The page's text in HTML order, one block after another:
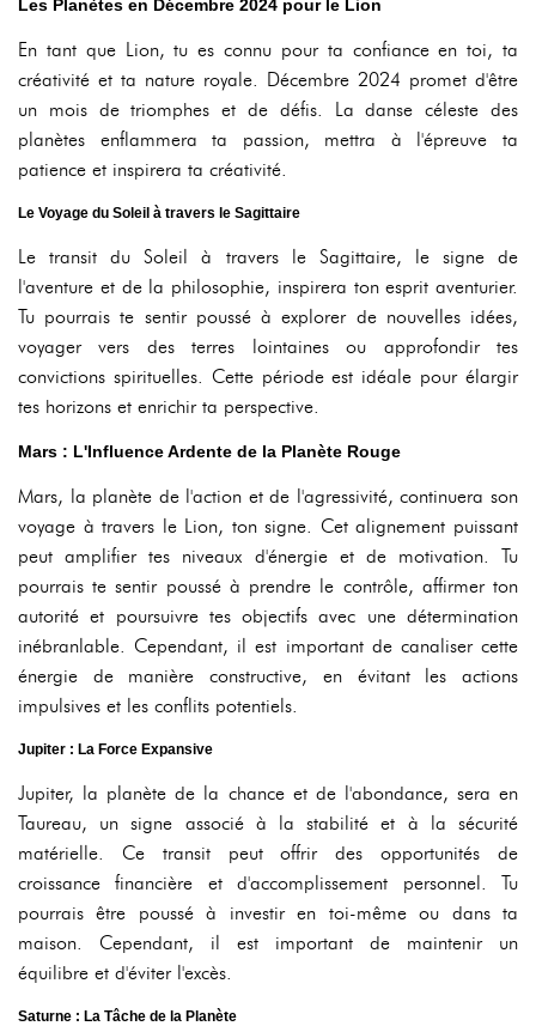
Les Planètes en Décembre 2024 pour le Lion
En tant que Lion, tu es connu pour ta confiance en toi, ta
créativité et ta nature royale. Décembre 2024 promet d'être
un mois de triomphes et de défis. La danse céleste des
planètes enflammera ta passion, mettra à l'épreuve ta
patience et inspirera ta créativité.
Le Voyage du Soleil à travers le Sagittaire
Le transit du Soleil à travers le Sagittaire, le signe de
l'aventure et de la philosophie, inspirera ton esprit aventurier.
Tu pourrais te sentir poussé à explorer de nouvelles idées,
voyager vers des terres lointaines ou approfondir tes
convictions spirituelles. Cette période est idéale pour élargir
tes horizons et enrichir ta perspective.
Mars : L'Influence Ardente de la Planète Rouge
Mars, la planète de l'action et de l'agressivité, continuera son
voyage à travers le Lion, ton signe. Cet alignement puissant
peut amplifier tes niveaux d'énergie et de motivation. Tu
pourrais te sentir poussé à prendre le contrôle, affirmer ton
autorité et poursuivre tes objectifs avec une détermination
inébranlable. Cependant, il est important de canaliser cette
énergie de manière constructive, en évitant les actions
impulsives et les conflits potentiels.
Jupiter : La Force Expansive
Jupiter, la planète de la chance et de l'abondance, sera en
Taureau, un signe associé à la stabilité et à la sécurité
matérielle. Ce transit peut offrir des opportunités de
croissance financière et d'accomplissement personnel. Tu
pourrais être poussé à investir en toi-même ou dans ta
maison. Cependant, il est important de maintenir un
équilibre et d'éviter l'excès.
Saturne : La Tâche de la Planète